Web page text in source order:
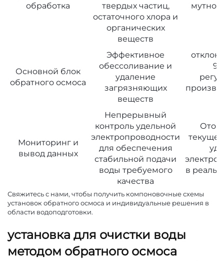
обработка
твердых частиц,
остаточного хлора и
органических
веществ
Основной блок
обратного осмоса
Эффективное
обессоливание и
удаление
загрязняющих
веществ
Мониторинг и
вывод данных
Непрерывный
контроль удельной
электропроводности
для обеспечения
стабильной подачи
воды требуемого
качества
в
Свяжитесь с нами, чтобы получить компоновочные схемы
установок обратного осмоса и индивидуальные решения в
области водоподготовки.
установка для очистки воды
методом обратного осмоса